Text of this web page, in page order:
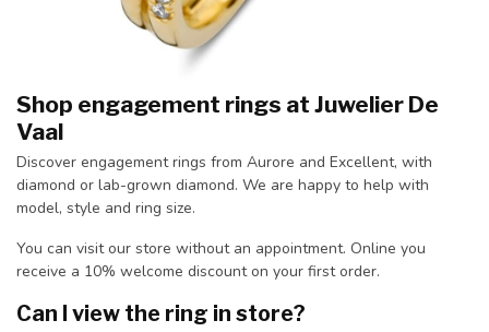
Shop engagement rings at Juwelier De
Vaal
Discover engagement rings from Aurore and Excellent, with
diamond or lab-grown diamond. We are happy to help with
model, style and ring size.
You can visit our store without an appointment. Online you
receive a 10% welcome discount on your first order.
Can I view the ring in store?